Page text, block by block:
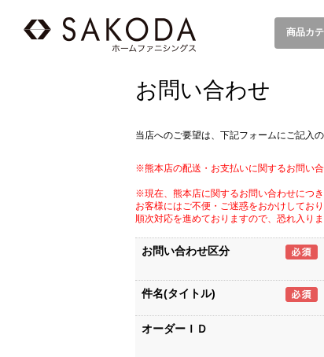
商品カ
お問い合わせ
当店へのご要望は、下記フォームにご記入
※熊本店の配送・お支払いに関するお問い
※現在、熊本店に関するお問い合わせにつ
お客様にはご不便・ご迷惑をおかけしてお
順次対応を進めておりますので、恐れ入り
お問い合わせ区分
件名(タイトル)
オーダーＩＤ